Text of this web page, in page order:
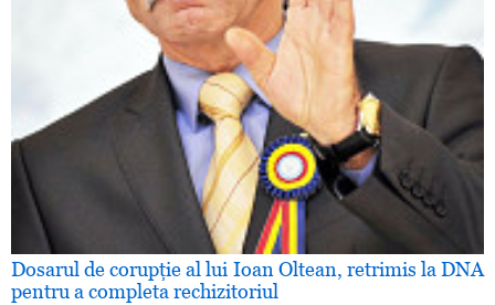
Dosarul de corupţie al lui Ioan Oltean, retrimis la DNA
pentru a completa rechizitoriul